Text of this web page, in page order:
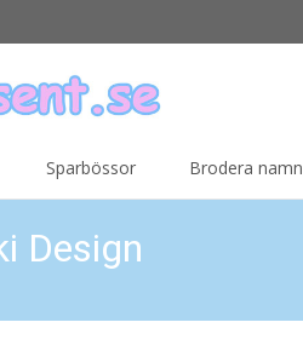
Sparbössor Brodera namn
Design